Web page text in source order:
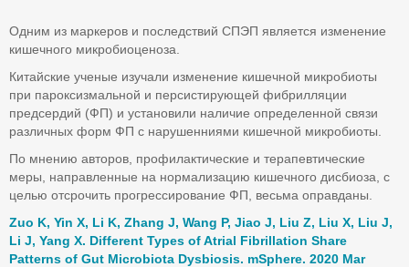
Одним из маркеров и последствий СПЭП является изменение
кишечного микробиоценоза.
Китайские ученые изучали изменение кишечной микробиоты
при пароксизмальной и персистирующей фибрилляции
предсердий (ФП) и установили наличие определенной связи
различных форм ФП с нарушенниями кишечной микробиоты.
По мнению авторов, профилактические и терапевтические
меры, направленные на нормализацию кишечного дисбиоза, с
целью отсрочить прогрессирование ФП, весьма оправданы.
Zuo K, Yin X, Li K, Zhang J, Wang P, Jiao J, Liu Z, Liu X, Liu J,
Li J, Yang X. Different Types of Atrial Fibrillation Share
Patterns of Gut Microbiota Dysbiosis. mSphere. 2020 Mar